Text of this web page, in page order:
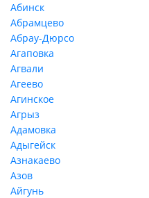
Абинск
Абрамцево
Абрау-Дюрсо
Агаповка
Агвали
Агеево
Агинское
Агрыз
Адамовка
Адыгейск
Азнакаево
Азов
Айгунь